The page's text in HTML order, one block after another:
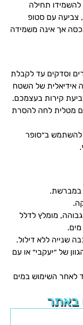
להשמידו תחילה
צביעה עם סטופ
אך אינה משמידה
וסדקים עד לקבלת
אידיאלית של השטח
קירות בעצמכם.
מטלית לחה להסרת
להשתמש ב״סופר
במברשת.
מומלץ לדלל
של ״יעקבי״ או עם
לאחר השימוש במים
באתר